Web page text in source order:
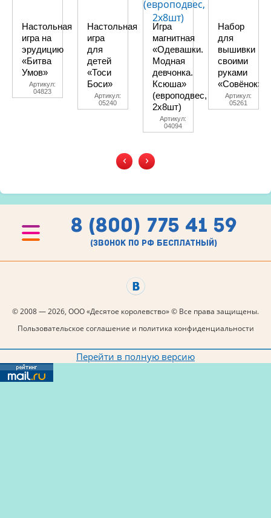
Настольная
игра на
эрудицию
«Битва
Умов»
Артикул:
04823
Настольная
игра
для
детей
«Тоси
Боси»
Артикул:
05240
Игра
магнитная
«Одевашки.
Модная
девчонка.
Ксюша»
(европодвес,
2х8шт)
Артикул:
04094
Набор
для
вышивки
своими
руками
«Совёнок»
Артикул:
05261
‹ ›
8 (800) 775 41 59
(звонок по рф бесплатный)
© 2008 — 2026, ООО «Десятое королевство» © Все права защищены.
Пользовательское соглашение и политика конфиденциальности
Перейти в полную версию